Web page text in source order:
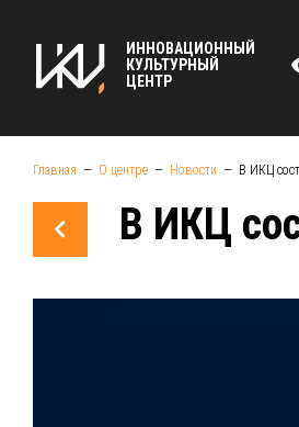
ИННОВАЦИОННЫЙ
КУЛЬТУРНЫЙ
ЦЕНТР
Главная О центре Новости В ИКЦ
В ИКЦ